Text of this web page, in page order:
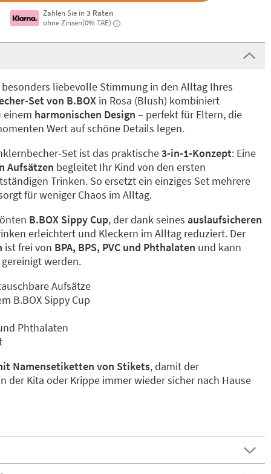
Zahlen Sie in3 Raten
ohne Zinsen(0% TAE)
i
liebevolle Stimmung in den Alltag Ihres
Set von B.BOX in Rosa (Blush) kombiniert
einem harmonischen Design – perfekt für Eltern, die
Wert auf schöne Details legen.
Set ist das praktische3-in-1-Konzept: Eine
Aufsätzen begleitet Ihr Kind von den ersten
Trinken. So ersetzt ein einziges Set mehrere
für weniger Chaos im Alltag.
B.BOX Sippy Cup, der dank seines auslaufsicheren
erleichtert und Kleckern im Alltag reduziert. Der
ist frei von BPA, BPS, PVC und Phthalaten und kann
gereinigt werden.
Aufsätze
B.BOX Sippy Cup
Phthalaten
Namensetiketten von Stikets, damit der
der Kita oder Krippe immer wieder sicher nach Hause